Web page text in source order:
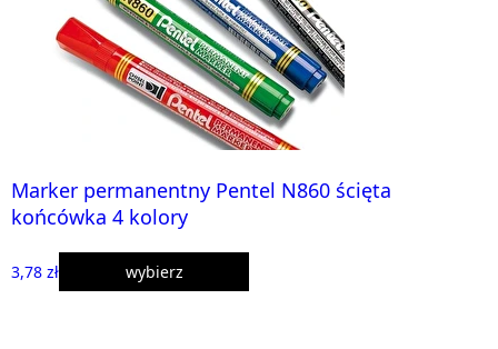
Marker permanentny Pentel N860 ścięta
końcówka 4 kolory
3,78 zł wybierz